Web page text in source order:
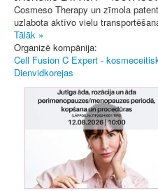
Cosmeso Therapy un zīmola
uzlabota aktīvo vielu
Tālāk »
Organizē kompānija:
Cell Fusion C Expert -
Dienvidkorejas